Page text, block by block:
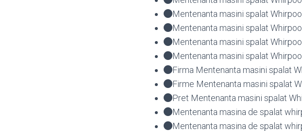
Mentenanta masini spalat
Mentenanta masini spalat
Mentenanta masini spalat
Mentenanta masini spalat
Firma Mentenanta masini spalat
Firme Mentenanta masini spalat
Pret Mentenanta masini spalat
Mentenanta masina de spalat
Mentenanta masina de spalat